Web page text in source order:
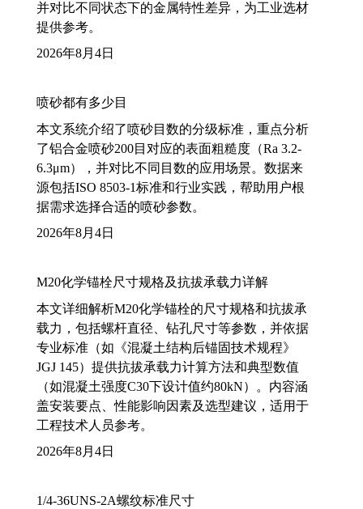
并对比不同状态下的金属特性差异，为工业选材
提供参考。
2026年8月4日
喷砂都有多少目
本文系统介绍了喷砂目数的分级标准，重点分析
了铝合金喷砂200目对应的表面粗糙度（Ra 3.2-
6.3μm），并对比不同目数的应用场景。数据来
源包括ISO 8503-1标准和行业实践，帮助用户根
据需求选择合适的喷砂参数。
2026年8月4日
M20化学锚栓尺寸规格及抗拔承载力详解
本文详细解析M20化学锚栓的尺寸规格和抗拔承
载力，包括螺杆直径、钻孔尺寸等参数，并依据
专业标准（如《混凝土结构后锚固技术规程》
JGJ 145）提供抗拔承载力计算方法和典型数值
（如混凝土强度C30下设计值约80kN）。内容涵
盖安装要点、性能影响因素及选型建议，适用于
工程技术人员参考。
2026年8月4日
1/4-36UNS-2A螺纹标准尺寸